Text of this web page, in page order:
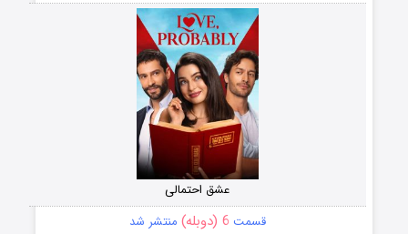
عشق احتمالی
قسمت 6 (دوبله) منتشر شد